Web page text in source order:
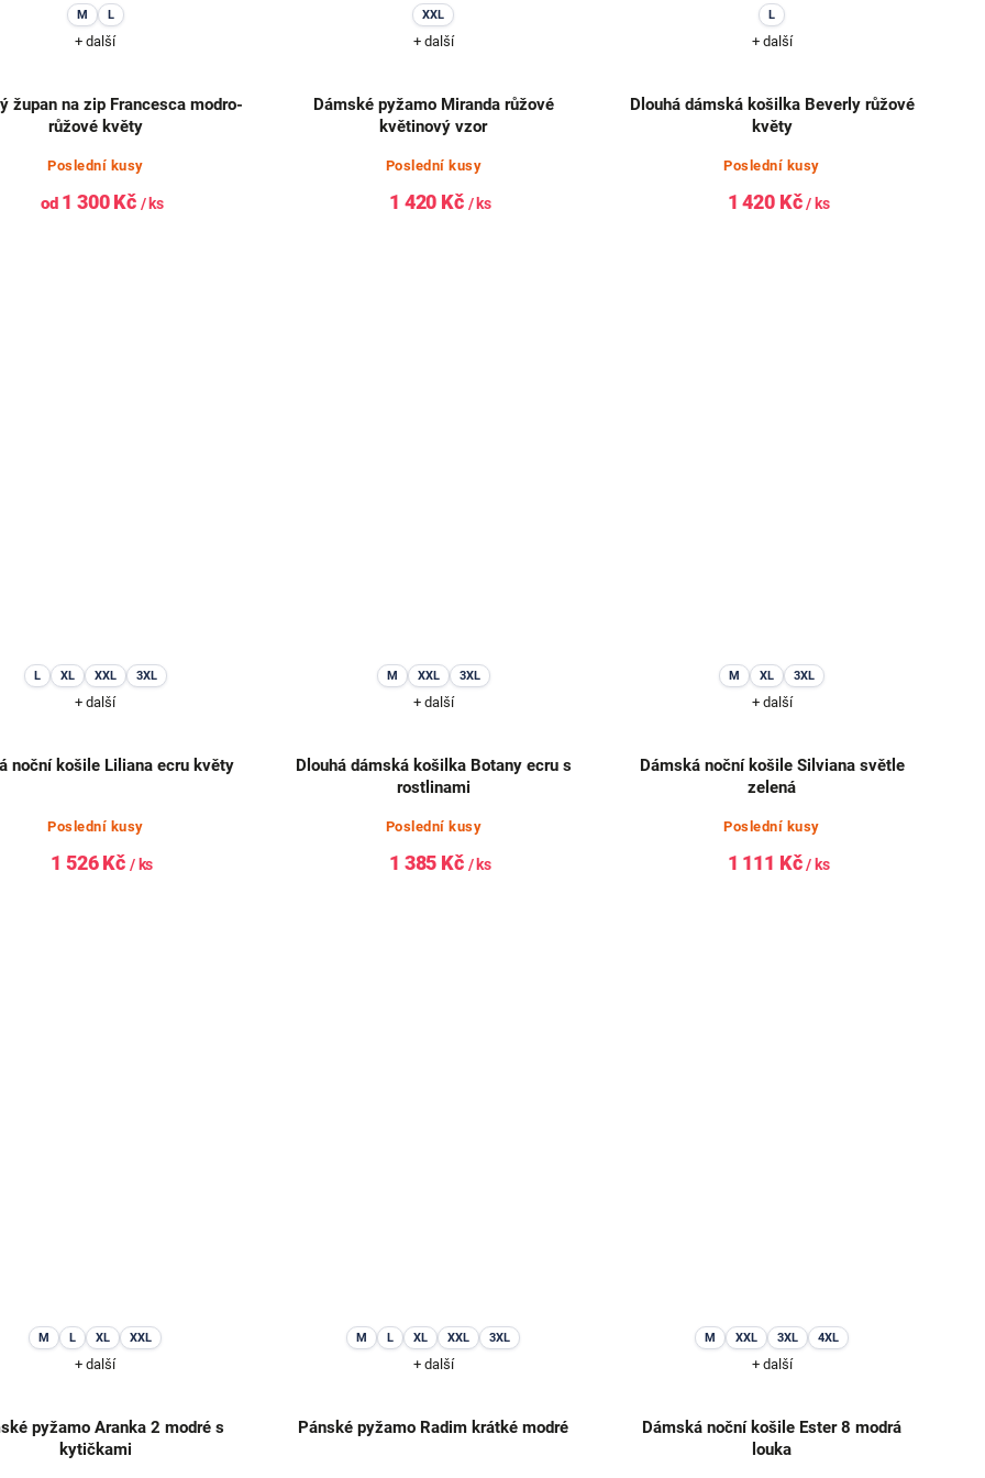
M L
+ další
župan na zip Francesca modro-
růžové květy
Poslední kusy
od1 300 Kč / ks
XXL
+ další
Dámské pyžamo Miranda růžové
květinový vzor
Poslední kusy
1 420 Kč / ks
L
+ další
Dlouhá dámská košilka Beverly růžové
květy
Poslední kusy
1 420 Kč/ ks
L XL XXL 3XL
+ další
noční košile Liliana ecru květy
Poslední kusy
1 526 Kč / ks
M XXL 3XL
+ další
Dlouhá dámská košilka Botany ecru s
rostlinami
Poslední kusy
1 385 Kč / ks
M XL 3XL
+ další
Dámská noční košile Silviana světle
zelená
Poslední kusy
1 111 Kč/ ks
M L XL XXL
+ další
pyžamo Aranka 2 modré s
kytičkami
M L XL XXL 3XL
+ další
Pánské pyžamo Radim krátké modré
M XXL 3XL 4XL
+ další
Dámská noční košile Ester 8 modrá
louka